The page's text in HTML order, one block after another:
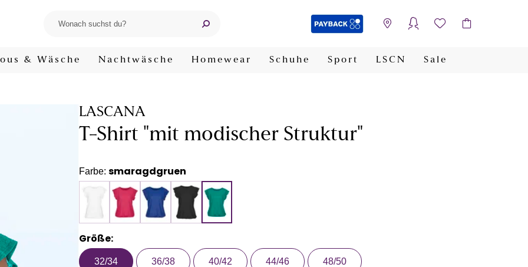
& Wäsche Nachtwäsche Homewear Schuhe Sport LSCN Sale
LASCANA
T-Shirt "mit modischer Struktur"
Farbe: smaragdgruen
Größe:
32/34 36/38 40/42 44/46 48/50